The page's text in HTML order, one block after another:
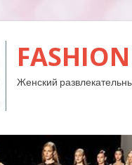
Женский